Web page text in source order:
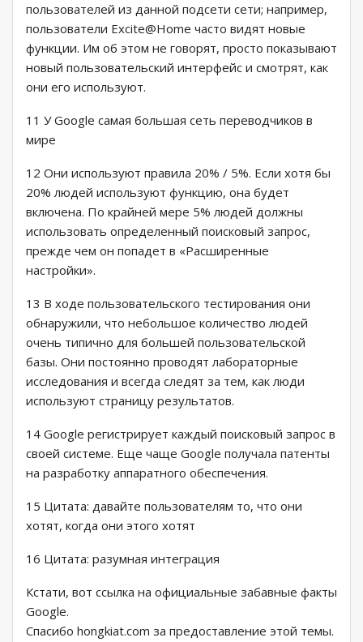
пользователей из данной подсети сети; например,
пользователи Excite@Home часто видят новые
функции. Им об этом не говорят, просто показывают
новый пользовательский интерфейс и смотрят, как
они его используют.
11 У Google самая большая сеть переводчиков в
мире
12 Они используют правила 20% / 5%. Если хотя бы
20% людей используют функцию, она будет
включена. По крайней мере 5% людей должны
использовать определенный поисковый запрос,
прежде чем он попадет в «Расширенные
настройки».
13 В ходе пользовательского тестирования они
обнаружили, что небольшое количество людей
очень типично для большей пользовательской
базы. Они постоянно проводят лабораторные
исследования и всегда следят за тем, как люди
используют страницу результатов.
14 Google регистрирует каждый поисковый запрос в
своей системе. Еще чаще Google получала патенты
на разработку аппаратного обеспечения.
15 Цитата: давайте пользователям то, что они
хотят, когда они этого хотят
16 Цитата: разумная интеграция
Кстати, вот ссылка на официальные забавные факты
Google.
Спасибо hongkiat.com за предоставление этой темы.